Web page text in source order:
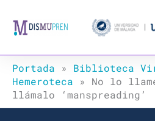
Portada » Biblioteca
Hemeroteca » No lo
llámalo ‘manspreading’